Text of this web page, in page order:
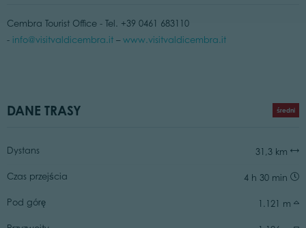
Cembra Tourist Office - Tel. +39 0461 683110
- info@visitvaldicembra.it– www.visitvaldicembra.it
DANE TRASY średni
Dystans 31,3 km
Czas przejścia 4 h 30 min
Pod górę 1.121 m